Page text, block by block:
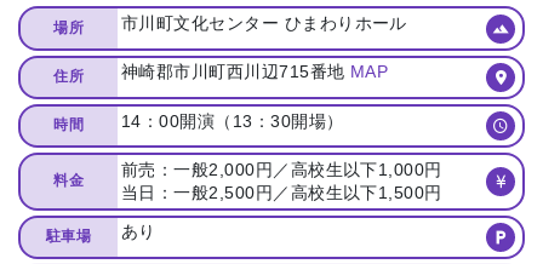
場所 市川町文化センター ひまわりホール
住所 神崎郡市川町西川辺715番地 MAP
時間 14：00開演（13：30開場）
料金
前売：一般2,000円／高校生以下1,000円
当日：一般2,500円／高校生以下1,500円
駐車場 あり